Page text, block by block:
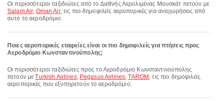
Οι περισσότεροι ταξιδιώτες από το Διεθνής Αερολιμένας Μουσκάτ πετούν με
Salam Air, Oman Air, τις πιο δημοφιλείς αεροπορικές για αναχωρήσεις από
αυτό το αεροδρόμιο.
Ποιες αεροπορικές εταιρείες είναι οι πιο δημοφιλείς για πτήσεις προς
Αεροδρόμιο Κωνσταντινούπολης;
Οι περισσότεροι ταξιδιώτες προς το Αεροδρόμιο Κωνσταντινούπολης
πετούν μεTurkish Airlines, Pegasus Airlines,TAROM , τις πιο δημοφιλείς
αεροπορικές που εξυπηρετούν το αεροδρόμιο.